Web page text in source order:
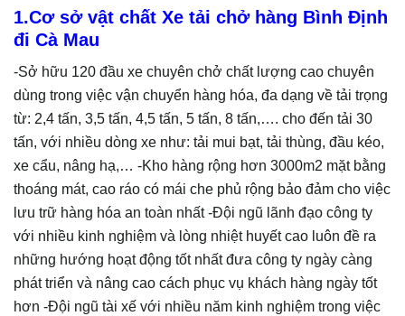
1.Cơ sở vật chất Xe tải chở hàng Bình Định
đi Cà Mau
-Sở hữu 120 đầu xe chuyên chở chất lượng cao chuyên
dùng trong việc vận chuyển hàng hóa, đa dạng về tải trọng
từ: 2,4 tấn, 3,5 tấn, 4,5 tấn, 5 tấn, 8 tấn,…. cho đến tải 30
tấn, với nhiều dòng xe như: tải mui bạt, tải thùng, đầu kéo,
xe cẩu, nâng hạ,… -Kho hàng rộng hơn 3000m2 mặt bằng
thoáng mát, cao ráo có mái che phủ rộng bảo đảm cho việc
lưu trữ hàng hóa an toàn nhất -Đội ngũ lãnh đạo công ty
với nhiều kinh nghiệm và lòng nhiệt huyết cao luôn đề ra
những hướng hoạt động tốt nhất đưa công ty ngày càng
phát triển và nâng cao cách phục vụ khách hàng ngày tốt
hơn -Đội ngũ tài xế với nhiều năm kinh nghiệm trong việc